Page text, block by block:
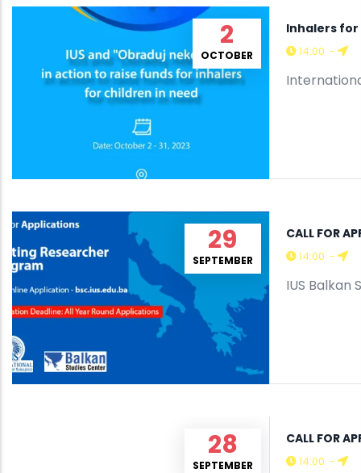
2
OCTOBER
Inhalers for
14:00 -
29
SEPTEMBER
CALL FOR
14:00 -
IUS
28
SEPTEMBER
CALL FOR
14:00 -